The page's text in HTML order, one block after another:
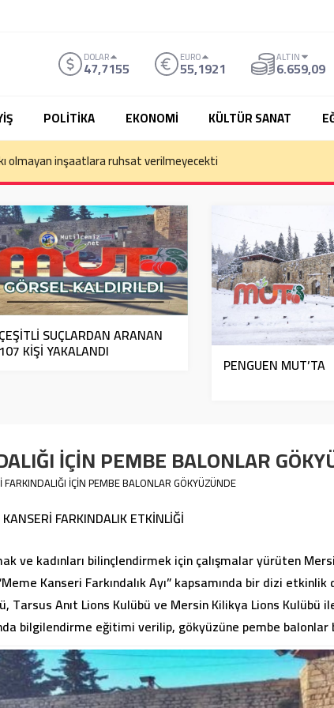
DOLAR
47,7155 EURO
55,1921 ALTIN
6.659,09
POLİTİKA EKONOMİ KÜLTÜR SANAT
olmayan inşaatlara ruhsat verilmeyecekti
ÇEŞİTLİ SUÇLARDAN ARANAN
107 KİŞİ YAKALANDI
PENGUEN MUT’TA
İÇİN PEMBE BALONLAR
İÇİN PEMBE BALONLAR GÖKYÜZÜNDE
FARKINDALIK ETKİNLİĞİ
ve kadınları bilinçlendirmek için çalışmalar yürüten
Kanseri Farkındalık Ayı” kapsamında bir dizi
Tarsus Anıt Lions Kulübü ve Mersin Kilikya Lions Kulübü
bilgilendirme eğitimi verilip, gökyüzüne pembe balonlar